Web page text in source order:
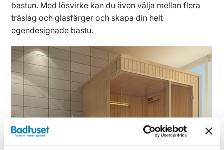
bastun. Med lösvirke kan du även välja mellan flera
träslag och glasfärger och skapa din helt
egendesignade bastu.